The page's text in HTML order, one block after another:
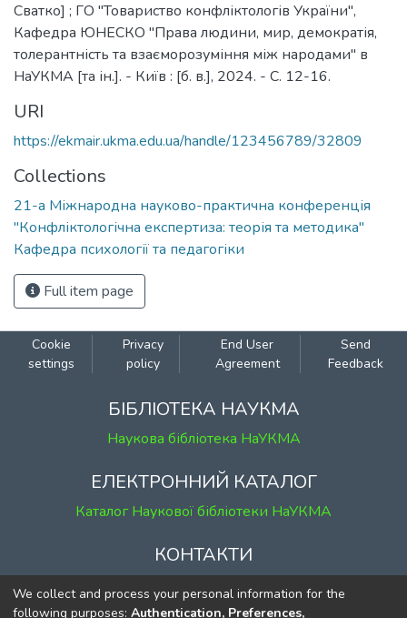
Сватко] ; ГО "Товариство конфліктологів України",
Кафедра ЮНЕСКО "Права людини, мир, демократія,
толерантність та взаєморозуміння між народами" в
НаУКМА [та ін.]. - Київ : [б. в.], 2024. - C. 12-16.
URI
https://ekmair.ukma.edu.ua/handle/123456789/32809
Collections
21-а Міжнародна науково-практична конференція
"Конфліктологічна експертиза: теорія та методика"
Кафедра психології та педагогіки
Full item page
Cookie
settings
Privacy
policy
End User
Agreement
Send
Feedback
БІБЛІОТЕКА НАУКМА
Наукова бібліотека НаУКМА
ЕЛЕКТРОННИЙ КАТАЛОГ
Каталог Наукової бібліотеки НаУКМА
КОНТАКТИ
м. Київ, вул. Григорія Сковороди, 2
к. 1, к. 120
We collect and process your personal information for the
following purposes: Authentication, Preferences,